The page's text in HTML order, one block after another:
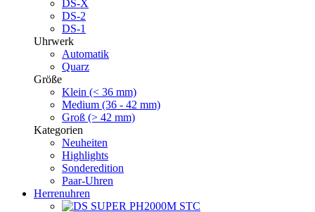
DS-X
DS-2
DS-1
Uhrwerk
Automatik
Quarz
Größe
Klein (< 36 mm)
Medium (36 - 42 mm)
Groß (> 42 mm)
Kategorien
Neuheiten
Highlights
Sonderedition
Paar-Uhren
Herrenuhren